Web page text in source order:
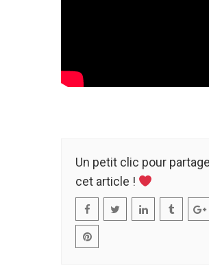
Un petit clic pour
cet article !